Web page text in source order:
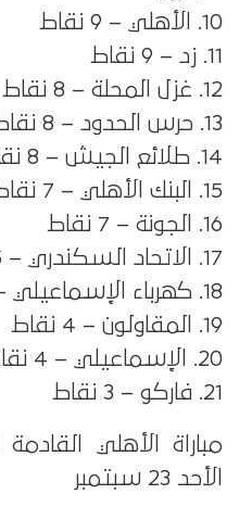
10. الأهلي – 9 نقاط
11. زد – 9 نقاط
12. غزل المحلة – 8 نقاط
13. حرس الحدود – 8 نقاط
14. طلائع الجيش – 8 نقاط
15. البنك الأهلي – 7 نقاط
16. الجونة – 7 نقاط
17. الاتحاد السكندري – 5 نقاط
18. كهرباء الإسماعيلي – 5 نقاط
19. المقاولون – 4 نقاط
20. الإسماعيلي – 4 نقاط
21. فاركو – 3 نقاط
مباراة الأهلي
الأحد 23 سبتمبر